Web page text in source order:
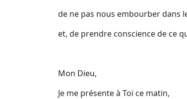
de ne pas nous embourber dans
et, de prendre conscience de ce
Mon Dieu,
Je me présente à Toi ce matin,